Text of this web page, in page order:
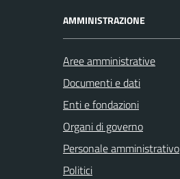
AMMINISTRAZIONE
Aree amministrative
Documenti e dati
Enti e fondazioni
Organi di governo
Personale amministrativo
Politici